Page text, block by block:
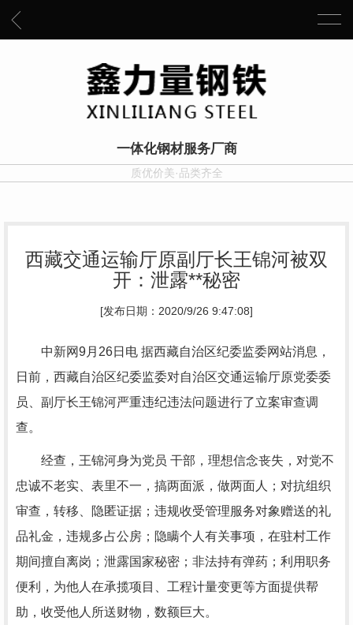
一体化钢材服务厂商
质优价美·品类齐全
西藏交通运输厅原副厅长王锦河被双
开：泄露**秘密
[发布日期：2020/9/26 9:47:08]
中新网9月26日电 据西藏自治区纪委监委网站消息，
日前，西藏自治区纪委监委对自治区交通运输厅原党委委
员、副厅长王锦河严重违纪违法问题进行了立案审查调
查。
经查，王锦河身为党员 干部，理想信念丧失，对党不
忠诚不老实、表里不一，搞两面派，做两面人；对抗组织
审查，转移、隐匿证据；违规收受管理服务对象赠送的礼
品礼金，违规多占公房；隐瞒个人有关事项，在驻村工作
期间擅自离岗；泄露国家秘密；非法持有弹药；利用职务
便利，为他人在承揽项目、工程计量变更等方面提供帮
助，收受他人所送财物，数额巨大。